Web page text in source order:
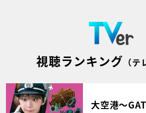
視聴ランキング （テ
大空港～